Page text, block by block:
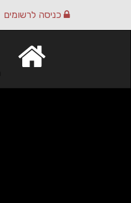
כניסה לרשומים